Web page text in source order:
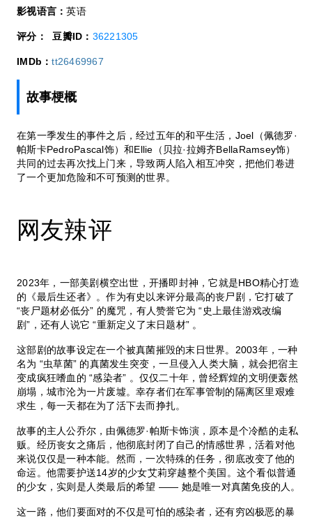
影视语言：英语
评分： 豆瓣ID： 36221305
IMDb：tt26469967
故事梗概
在第一季发生的事件之后，经过五年的和平生活，Joel（佩德罗·
帕斯卡PedroPascal饰）和Ellie（贝拉·拉姆齐BellaRamsey饰）
共同的过去再次找上门来，导致两人陷入相互冲突，把他们卷进
了一个更加危险和不可预测的世界。
网友辣评
2023年，一部美剧横空出世，开播即封神，它就是HBO精心打造
的《最后生还者》。作为有史以来评分最高的丧尸剧，它打破了
“丧尸题材必低分” 的魔咒，有人赞誉它为 “史上最佳游戏改编
剧”，还有人说它 “重新定义了末日题材” 。
这部剧的故事设定在一个被真菌摧毁的末日世界。2003年，一种
名为 “虫草菌” 的真菌发生突变，一旦侵入人类大脑，就会把宿主
变成疯狂嗜血的 “感染者” 。仅仅二十年，曾经辉煌的文明便轰然
崩塌，城市沦为一片废墟。幸存者们在军事管制的隔离区里艰难
求生，每一天都在为了活下去而挣扎。
故事的主人公乔尔，由佩德罗·帕斯卡饰演，原本是个冷酷的走私
贩。经历丧女之痛后，他彻底封闭了自己的情感世界，活着对他
来说仅仅是一种本能。然而，一次特殊的任务，彻底改变了他的
命运。他需要护送14岁的少女艾莉穿越整个美国。这个看似普通
的少女，实则是人类最后的希望 —— 她是唯一对真菌免疫的人。
这一路，他们要面对的不仅是可怕的感染者，还有穷凶极恶的暴